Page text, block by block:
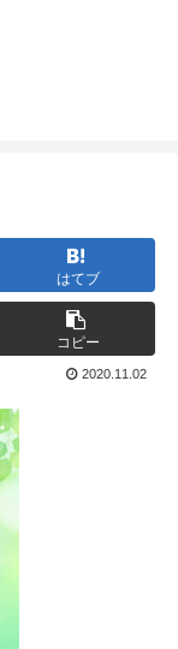
はてブ
コピー
2020.11.02